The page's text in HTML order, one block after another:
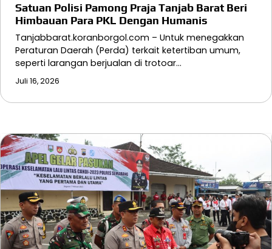
Satuan Polisi Pamong Praja Tanjab Barat Beri
Himbauan Para PKL Dengan Humanis
Tanjabbarat.koranborgol.com – Untuk menegakkan
Peraturan Daerah (Perda) terkait ketertiban umum,
seperti larangan berjualan di trotoar…
Juli 16, 2026